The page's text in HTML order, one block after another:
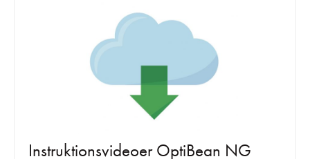
Instruktionsvideoer OptiBean NG